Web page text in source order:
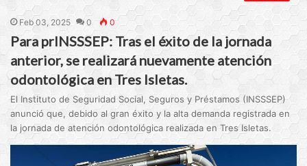
Feb 03, 2025 0 0
Para prINSSSEP: Tras el éxito de la jornada
anterior, se realizará nuevamente atención
odontológica en Tres Isletas.
El Instituto de Seguridad Social, Seguros y Préstamos (INSSSEP)
anunció que, debido al gran éxito y la alta demanda registrada en
la jornada de atención odontológica realizada en Tres Isletas.